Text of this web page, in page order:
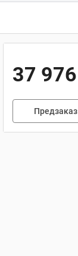
37 976
Предзаказ